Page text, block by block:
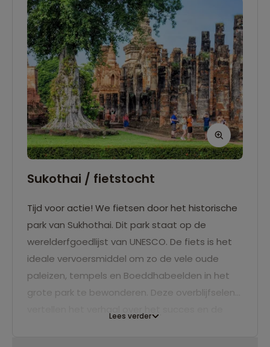
Sukothai / fietstocht
Tijd voor actie! We fietsen door het historische
park van Sukhothai. Dit park staat op de
werelderfgoedlijst van UNESCO. De fiets is het
ideale vervoersmiddel om zo de vele oude
paleizen, tempels en Boeddhabeelden in het
grote park te bewonderen. Deze overblijfselen
Lees verder